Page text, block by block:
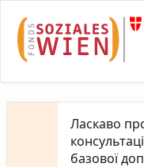
Ласкаво
базової